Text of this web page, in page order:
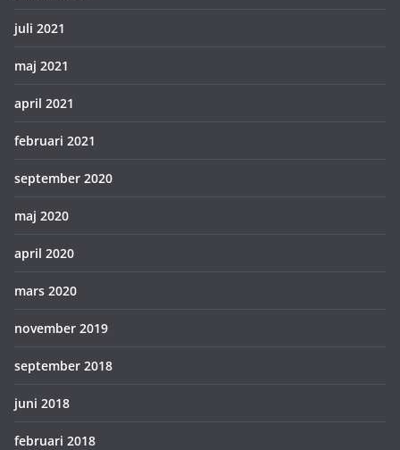
juli 2021
maj 2021
april 2021
februari 2021
september 2020
maj 2020
april 2020
mars 2020
november 2019
september 2018
juni 2018
februari 2018